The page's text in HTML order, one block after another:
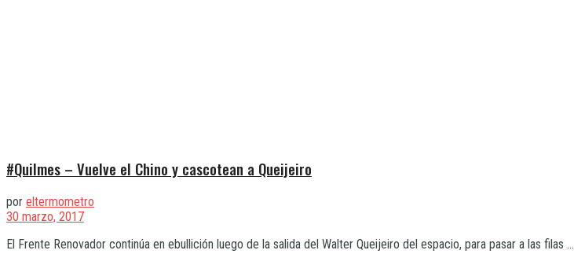
#Quilmes – Vuelve el Chino y cascotean a Queijeiro
por eltermometro
30 marzo, 2017
El Frente Renovador continúa en ebullición luego de la salida del Walter Queijeiro del espacio, para pasar a las filas ...